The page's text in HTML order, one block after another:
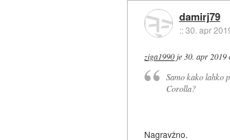
damirj79
::30. apr
ziga1990 je 30. apr 2019
Samo kako lahko
Corolla?
Nagravžno.